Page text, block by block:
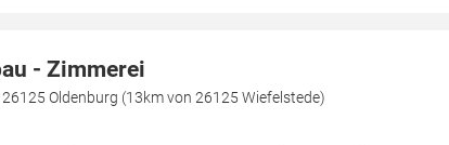
- Zimmerei
Oldenburg (13km von 26125 Wiefelstede)